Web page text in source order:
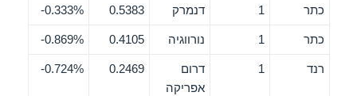
כתר 1 דנמרק 0.5383
0.333%-
כתר 1 נורווגיה 0.4105
0.869%-
רנד 1
דרום
אפריקה
0.2469
0.724%-